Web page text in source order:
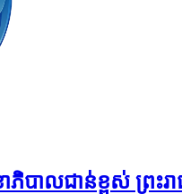
ភិបាលជាន់ខ្ពស់ ព្រះ